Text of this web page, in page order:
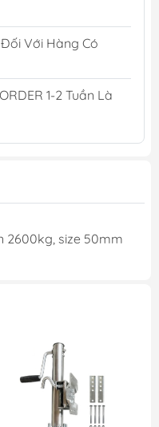
Với Hàng Có
1-2 Tuần Là
2600kg, size 50mm